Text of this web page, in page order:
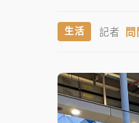
日職｜ 林安
「白海豚」
生活 記者 問